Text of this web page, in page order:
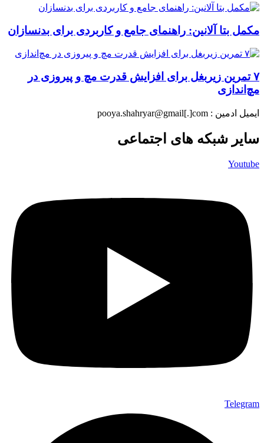
مکمل بتا آلانین: راهنمای جامع و کاربردی برای بدنسازان
۷ تمرین زیربغل برای افزایش قدرت مچ و پیروزی در
مچ‌اندازی
ایمیل ادمین : pooya.shahryar@gmail[.]com
سایر شبکه های اجتماعی
Youtube
Telegram